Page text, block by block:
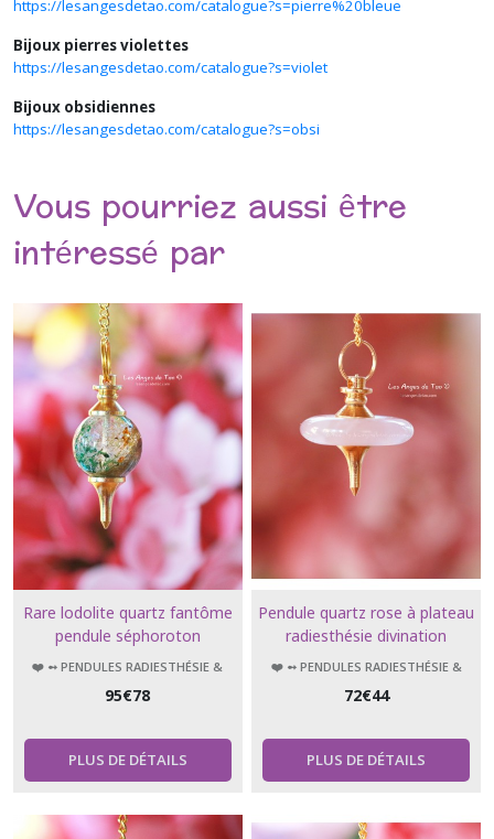
https://lesangesdetao.com/catalogue?s=pierre%20bleue
Bijoux pierres violettes
https://lesangesdetao.com/catalogue?s=violet
Bijoux obsidiennes
https://lesangesdetao.com/catalogue?s=obsi
Vous pourriez aussi être
intéressé par
Rare lodolite quartz fantôme
pendule séphoroton
❤️ ➻ PENDULES RADIESTHÉSIE &
95€78
PLUS DE DÉTAILS
Pendule quartz rose à plateau
radiesthésie divination
géobiologie
❤️ ➻ PENDULES RADIESTHÉSIE &
72€44
PLUS DE DÉTAILS